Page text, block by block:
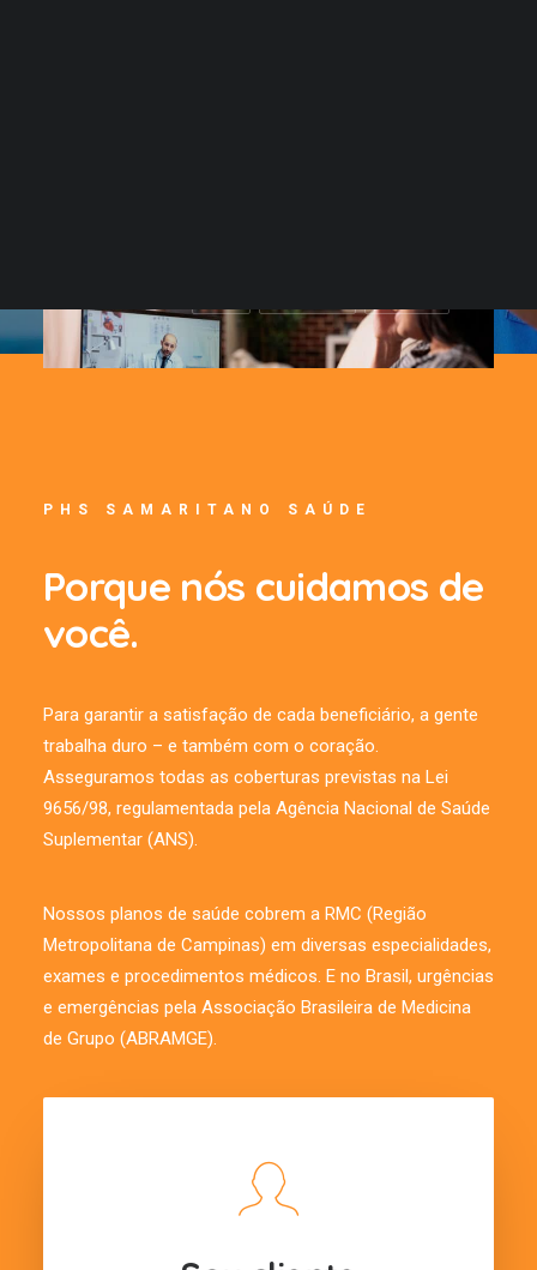
29/07/2026
Novo acesso à Telemedicina
SAIBA MAIS
PHS SAMARITANO SAÚDE
Porque nós cuidamos de
você.
Para garantir a satisfação de cada beneficiário, a gente
trabalha duro – e também com o coração.
Asseguramos todas as coberturas previstas na Lei
9656/98, regulamentada pela Agência Nacional de Saúde
Suplementar (ANS).
Nossos planos de saúde cobrem a RMC (Região
Metropolitana de Campinas) em diversas especialidades,
exames e procedimentos médicos. E no Brasil, urgências
e emergências pela Associação Brasileira de Medicina
de Grupo (ABRAMGE).